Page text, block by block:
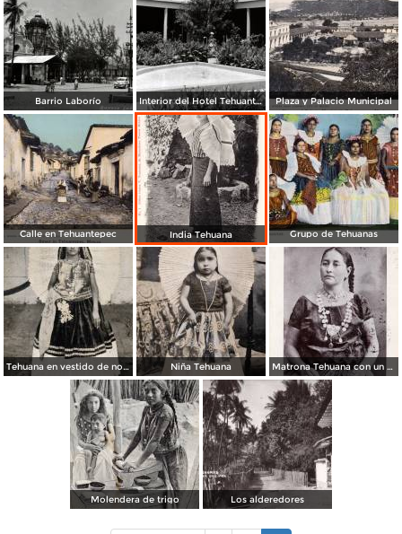
Barrio Laborío Interior del Hotel Tehuantepec Plaza y Palacio Municipal
Calle en Tehuantepec India Tehuana Grupo de Tehuanas
Tehuana en vestido de novia Niña Tehuana Matrona Tehuana con un collar de 3,000 dólares
Molendera de trigo Los alderedores